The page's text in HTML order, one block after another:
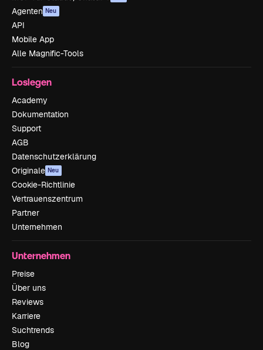
Agenten Neu
API
Mobile App
Alle Magnific-Tools
Loslegen
Academy
Dokumentation
Support
AGB
Datenschutzerklärung
Originale Neu
Cookie-Richtlinie
Vertrauenszentrum
Partner
Unternehmen
Unternehmen
Preise
Über uns
Reviews
Karriere
Suchtrends
Blog